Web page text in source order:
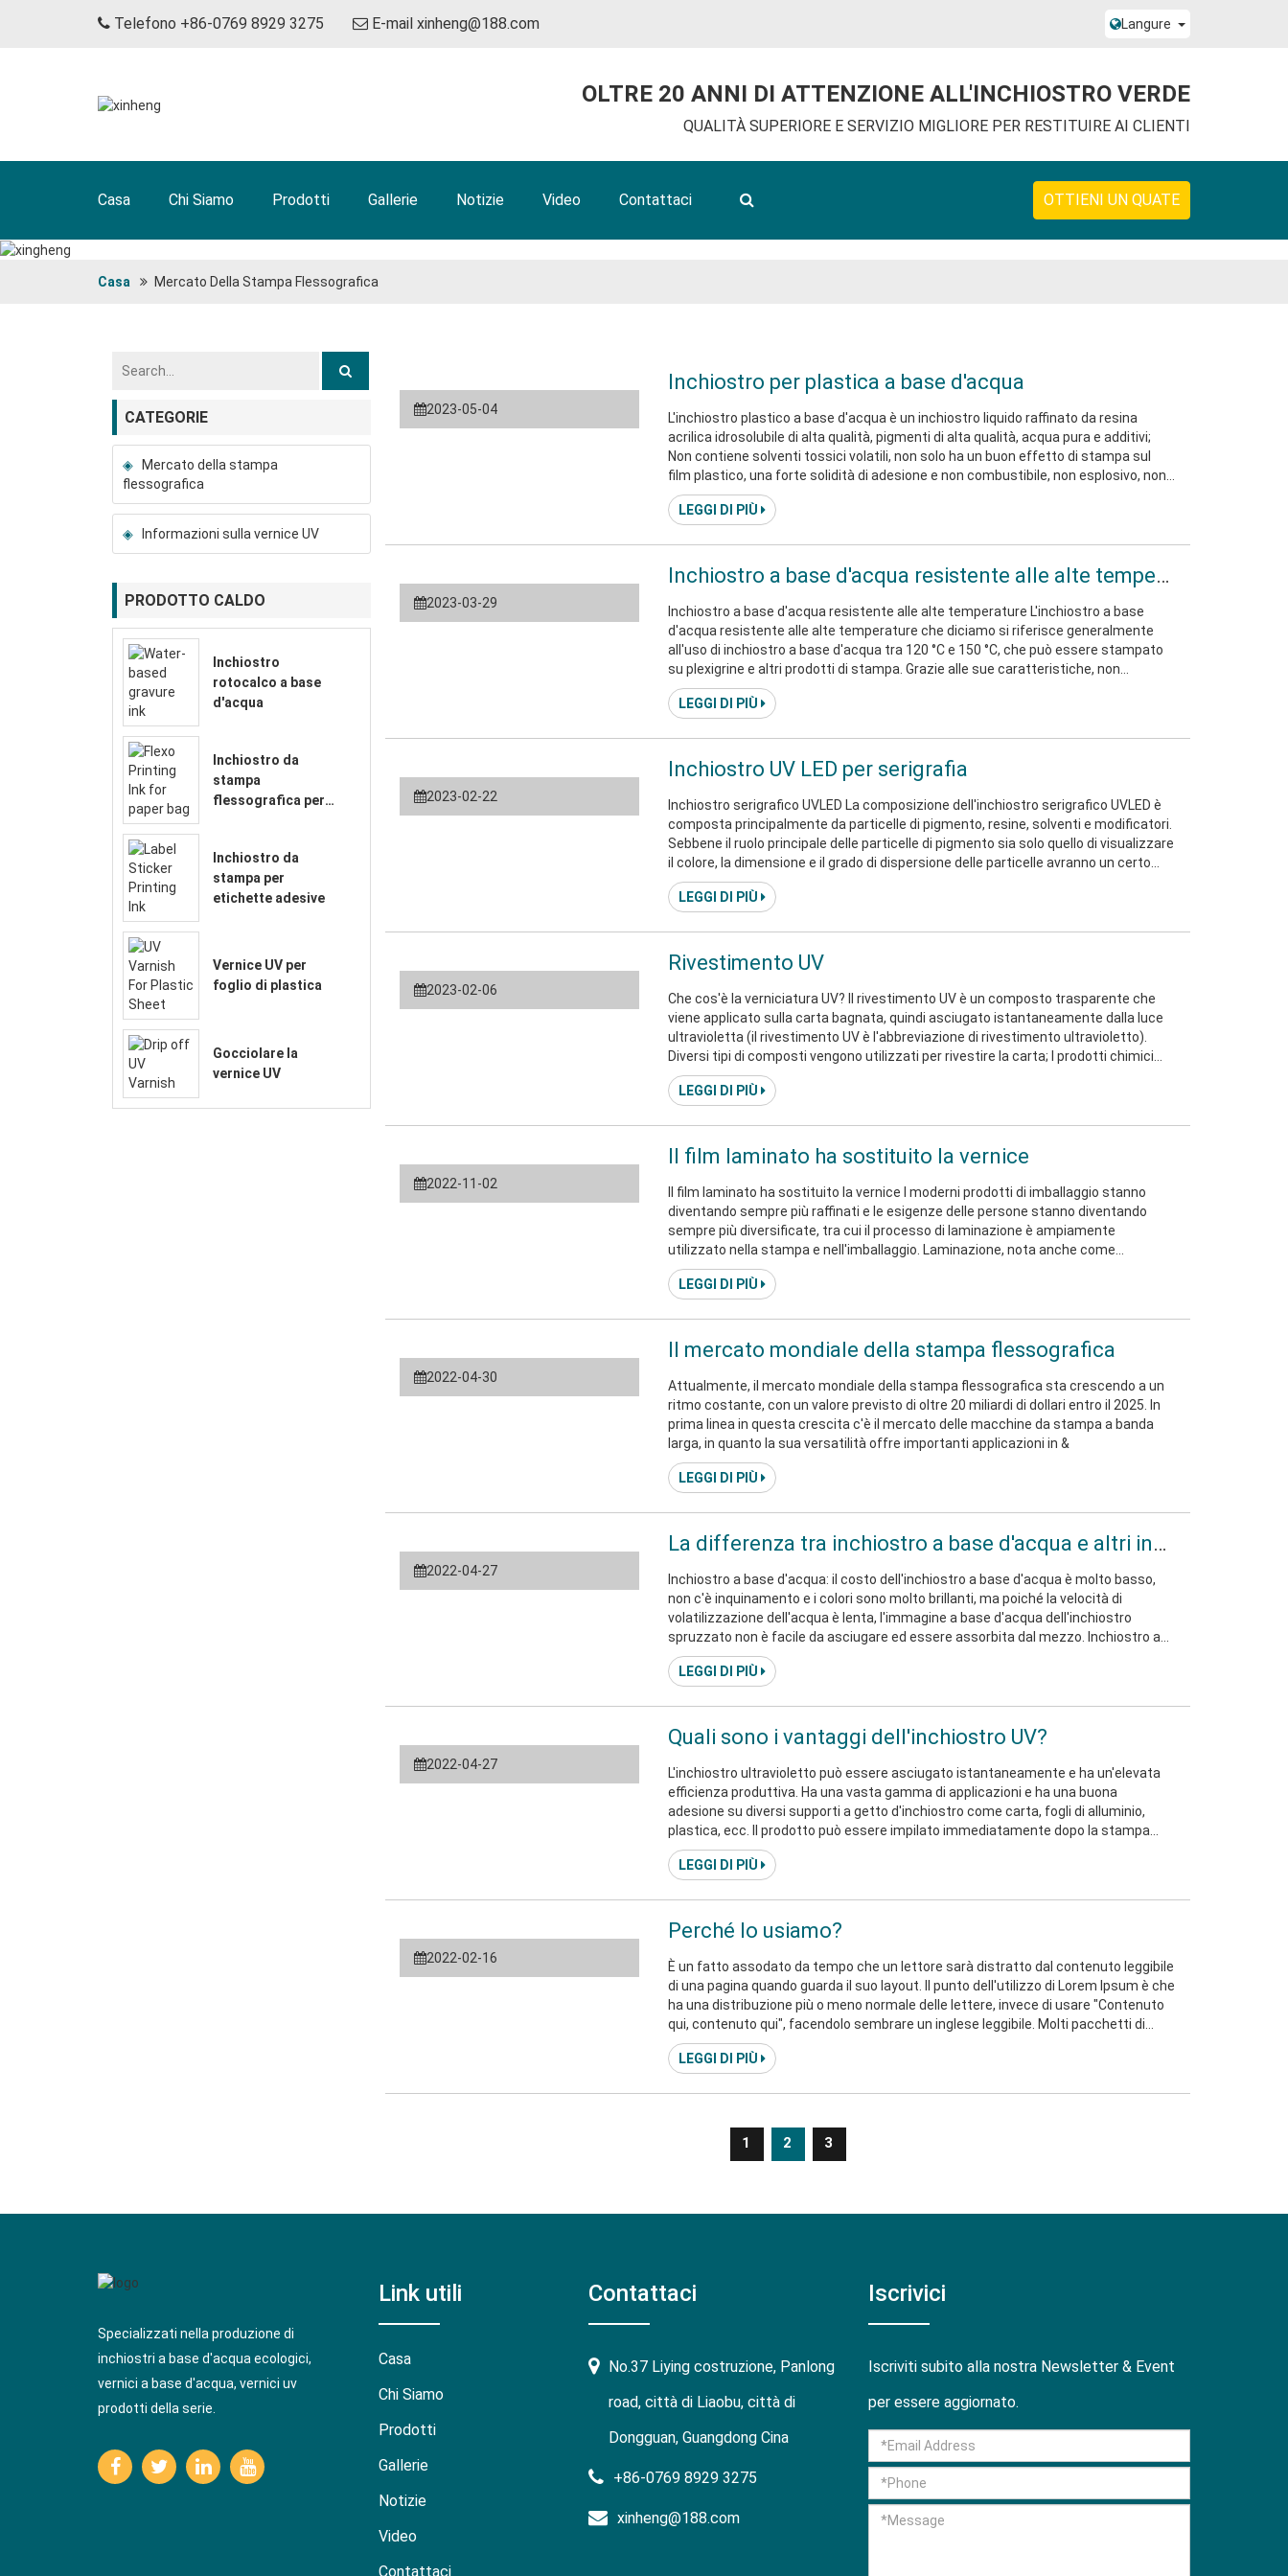
Telefono +86-0769 8929 3275 E-mail xinheng@188.com Langure
OLTRE 20 ANNI DI ATTENZIONE ALL'INCHIOSTRO VERDE
QUALITÀ SUPERIORE E SERVIZIO MIGLIORE PER RESTITUIRE AI CLIENTI
Casa Chi Siamo Prodotti Gallerie Notizie Video Contattaci OTTIENI UN QUATE
Casa Mercato Della Stampa Flessografica
2023-05-04
Inchiostro per plastica a base d'acqua
L'inchiostro plastico a base d'acqua è un inchiostro liquido raffinato da resina
acrilica idrosolubile di alta qualità, pigmenti di alta qualità, acqua pura e additivi;
Non contiene solventi tossici volatili, non solo ha un buon effetto di stampa sul
film plastico, una forte solidità di adesione e non combustibile, non esplosivo, non
tossico, non danneggerà la salute dei lavoratori della stampa, nessun
inquinamento ambientale per l'atmosfera e basso costo, soprattutto
LEGGI DI PIÙ
2023-03-29
Inchiostro a base d'acqua resistente alle alte temperature
Inchiostro a base d'acqua resistente alle alte temperature L'inchiostro a base
d'acqua resistente alle alte temperature che diciamo si riferisce generalmente
all'uso di inchiostro a base d'acqua tra 120 °C e 150 °C, che può essere stampato
su plexigrine e altri prodotti di stampa. Grazie alle sue caratteristiche, non
ammorbidirà l'inchiostro a causa dell'aumento della temperatura dell'ambiente di
stampa e l'adesione non diminuirà e
LEGGI DI PIÙ
2023-02-22
Inchiostro UV LED per serigrafia
Inchiostro serigrafico UVLED La composizione dell'inchiostro serigrafico UVLED è
composta principalmente da particelle di pigmento, resine, solventi e modificatori.
Sebbene il ruolo principale delle particelle di pigmento sia solo quello di visualizzare
il colore, la dimensione e il grado di dispersione delle particelle avranno un certo
impatto sulle proprietà reologiche dell'inchiostro. Il ruolo principale dei modificatori
è quello di migliorare alcune proprietà reologiche degli inchiostri UVLED. Scre
LEGGI DI PIÙ
2023-02-06
Rivestimento UV
Che cos'è la verniciatura UV? Il rivestimento UV è un composto trasparente che
viene applicato sulla carta bagnata, quindi asciugato istantaneamente dalla luce
ultravioletta (il rivestimento UV è l'abbreviazione di rivestimento ultravioletto).
Diversi tipi di composti vengono utilizzati per rivestire la carta; I prodotti chimici
per il rivestimento UV includono POLIMERO SINTETICO, MONOMERO DI
DISSOLUZIONE, FOTOINIZIATORE, SILICIO, ECC. Questi composti vengono raffinati e
LEGGI DI PIÙ
2022-11-02
Il film laminato ha sostituito la vernice
Il film laminato ha sostituito la vernice I moderni prodotti di imballaggio stanno
diventando sempre più raffinati e le esigenze delle persone stanno diventando
sempre più diversificate, tra cui il processo di laminazione è ampiamente
utilizzato nella stampa e nell'imballaggio. Laminazione, nota anche come
"sovraplastica", "laminazione", "pellicola", ecc., I prodotti dopo la laminazione sono
più lisci, più luminosi, resistenti alle macchie, resistenti all'acqua, noi
LEGGI DI PIÙ
2022-04-30
Il mercato mondiale della stampa flessografica
Attualmente, il mercato mondiale della stampa flessografica sta crescendo a un
ritmo costante, con un valore previsto di oltre 20 miliardi di dollari entro il 2025. In
prima linea in questa crescita c'è il mercato delle macchine da stampa a banda
larga, in quanto la sua versatilità offre importanti applicazioni in &
LEGGI DI PIÙ
2022-04-27
La differenza tra inchiostro a base d'acqua e altri inchiostri
Inchiostro a base d'acqua: il costo dell'inchiostro a base d'acqua è molto basso,
non c'è inquinamento e i colori sono molto brillanti, ma poiché la velocità di
volatilizzazione dell'acqua è lenta, l'immagine a base d'acqua dell'inchiostro
spruzzato non è facile da asciugare ed essere assorbita dal mezzo. Inchiostro a
base di solvente: l'inchiostro eco-solvente è un tipo di inchiostro a base d'acqua e
a base di olio, che può essere stampato prima sul supporto, in modo che l'effetto
LEGGI DI PIÙ
2022-04-27
Quali sono i vantaggi dell'inchiostro UV?
L'inchiostro ultravioletto può essere asciugato istantaneamente e ha un'elevata
efficienza produttiva. Ha una vasta gamma di applicazioni e ha una buona
adesione su diversi supporti a getto d'inchiostro come carta, fogli di alluminio,
plastica, ecc. Il prodotto può essere impilato immediatamente dopo la stampa
senza attaccarsi. Gli inchiostri UV hanno eccellenti proprietà fisiche e chimiche. Il
processo di polimerizzazione e asciugatura UV è la reazione fotochimica
LEGGI DI PIÙ
2022-02-16
Perché lo usiamo?
È un fatto assodato da tempo che un lettore sarà distratto dal contenuto leggibile
di una pagina quando guarda il suo layout. Il punto dell'utilizzo di Lorem Ipsum è che
ha una distribuzione più o meno normale delle lettere, invece di usare "Contenuto
qui, contenuto qui", facendolo sembrare un inglese leggibile. Molti pacchetti di
desktop publishing e editor di pagine web ora utilizzano Lorem Ipsum come testo
del modello predefinito, e
LEGGI DI PIÙ
1 2 3
CATEGORIE
Mercato della stampa
flessografica
Informazioni sulla vernice UV
PRODOTTO CALDO
Inchiostro
rotocalco a base
d'acqua
Inchiostro da
stampa
flessografica per
Inchiostro da
stampa per
etichette adesive
Vernice UV per
foglio di plastica
Gocciolare la
vernice UV
Specializzati nella produzione di
inchiostri a base d'acqua ecologici,
vernici a base d'acqua, vernici uv
prodotti della serie.
Link utili
Casa
Chi Siamo
Prodotti
Gallerie
Notizie
Video
Contattaci
Contattaci
No.37 Liying costruzione, Panlong
road, città di Liaobu, città di
Dongguan, Guangdong Cina
+86-0769 8929 3275
xinheng@188.com
Iscrivici
Iscriviti subito alla nostra Newsletter & Event
per essere aggiornato.